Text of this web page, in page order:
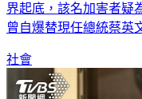
界起底，該名加害者疑
曾自爆替現任總統蔡英
社會